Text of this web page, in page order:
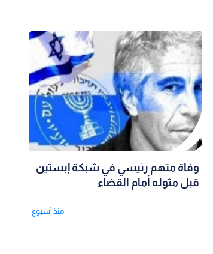
وفاة متهم رئيسي في شبكة إبستين
قبل مثوله أمام القضاء
منذ أسبوع